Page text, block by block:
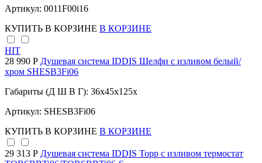
Артикул: 0011F00i16
КУПИТЬ В КОРЗИНЕ В КОРЗИНЕ
HIT
28 990 Р Душевая система IDDIS Шелфи с изливом белый/
хром SHESB3Fi06
Габариты (Д Ш В Г): 36x45x125x
Артикул: SHESB3Fi06
КУПИТЬ В КОРЗИНЕ В КОРЗИНЕ
29 313 Р Душевая система IDDIS Торр с изливом термостат